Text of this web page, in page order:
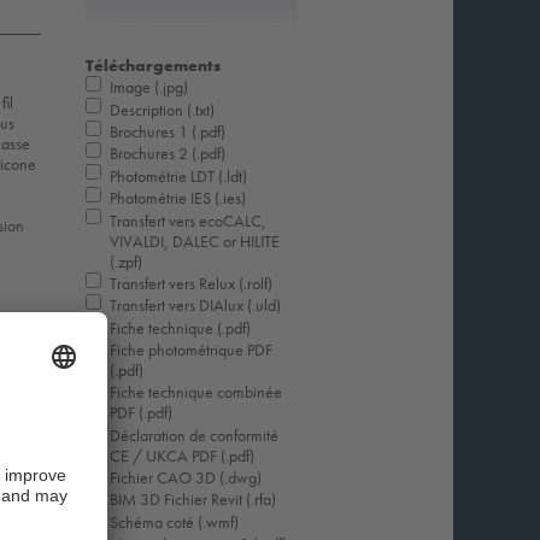
Téléchargements
Image (.jpg)
Description (.txt)
Brochures 1 (.pdf)
Brochures 2 (.pdf)
Photométrie LDT (.ldt)
Photométrie IES (.ies)
Transfert vers ecoCALC,
VIVALDI, DALEC or HILITE
(.zpf)
Transfert vers Relux (.rolf)
Transfert vers DIAlux (.uld)
Fiche technique (.pdf)
Fiche photométrique PDF
(.pdf)
Fiche technique combinée
PDF (.pdf)
Déclaration de conformité
CE / UKCA PDF (.pdf)
Fichier CAO 3D (.dwg)
BIM 3D Fichier Revit (.rfa)
Schéma coté (.wmf)